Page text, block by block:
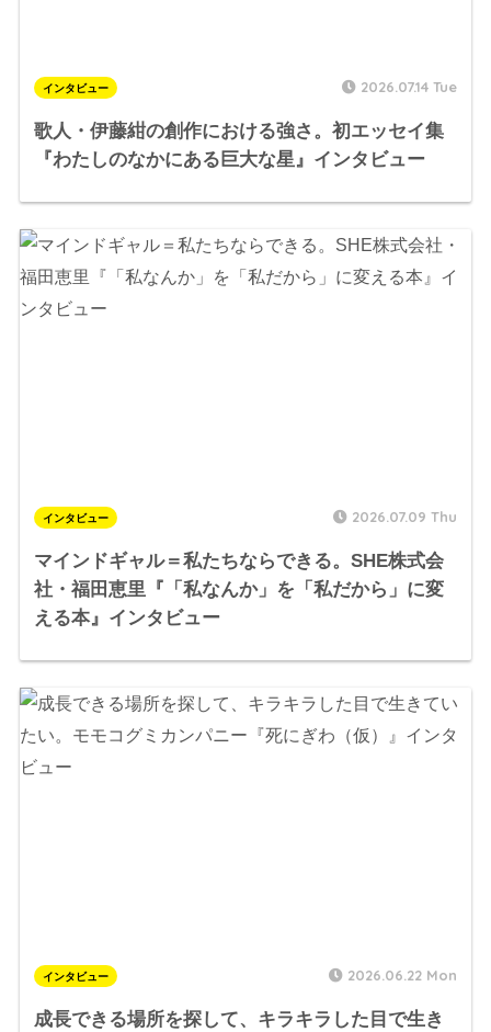
インタビュー 2026.07.14 Tue
歌人・伊藤紺の創作における強さ。初エッセイ集
『わたしのなかにある巨大な星』インタビュー
インタビュー 2026.07.09 Thu
マインドギャル＝私たちならできる。SHE株式会
社・福田恵里『「私なんか」を「私だから」に変
える本』インタビュー
インタビュー 2026.06.22 Mon
成長できる場所を探して、キラキラした目で生き